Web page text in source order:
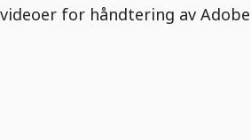
for håndtering av